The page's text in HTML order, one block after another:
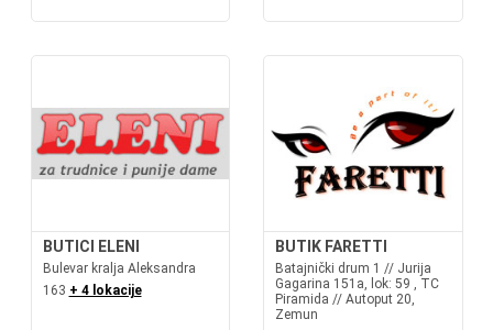
BUTICI ELENI
Bulevar kralja Aleksandra
163 + 4 lokacije
BUTIK FARETTI
Batajnički drum 1 // Jurija
Gagarina 151a, lok: 59 , TC
Piramida // Autoput 20,
Zemun